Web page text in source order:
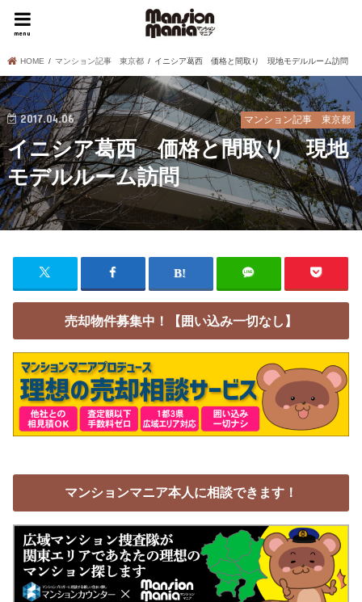
menu
HOME マンション記事 東京都 イニシア葛西 価格と間取り 現地モデルルーム訪問
マンション記事 東京都
2017.04.06
イニシア葛西 価格と間取り 現地
モデルルーム訪問
売却物件募集中！【囲い込み一切なし】
マンションマニア本人に相談できます！